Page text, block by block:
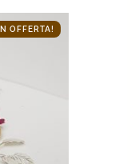
IN OFFERTA!